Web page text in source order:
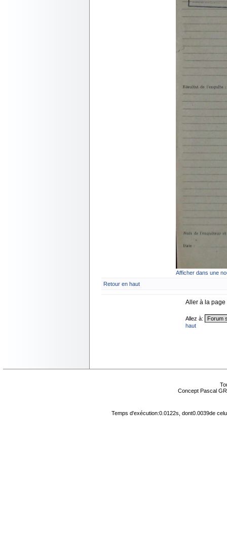
Afficher dans une
Retour en haut
Aller à la page
Allez à:
haut
Concept Pascal
Temps d'exécution:0.0122s, dont0.0039de